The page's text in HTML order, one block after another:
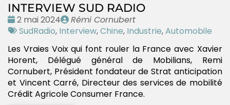
INTERVIEW SUD RADIO
Date
:
2 mai 2024
Publié
par
Rémi Cornubert
Tags
SudRadio, Interview,Chine, Industrie,Automobile
Les Vraies Voix qui font rouler la France avec Xavier
Horent, Délégué général de Mobilians, Remi
Cornubert, Président fondateur de Strat anticipation
et Vincent Carré, Directeur des services de mobilité
Crédit Agricole Consumer France.